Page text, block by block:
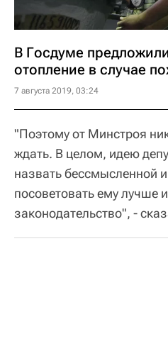
В Госдуме
отопление в случае
7 августа 2019, 03:24
"Поэтому от Минстроя
ждать. В целом, идею
назвать бессмысленной
посоветовать ему лучше
законодательство", -